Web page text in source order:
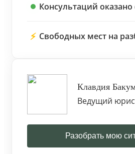
Консультаций оказано
⚡ Свободных мест на
Клавдия
Ведущий
Разобрать мою